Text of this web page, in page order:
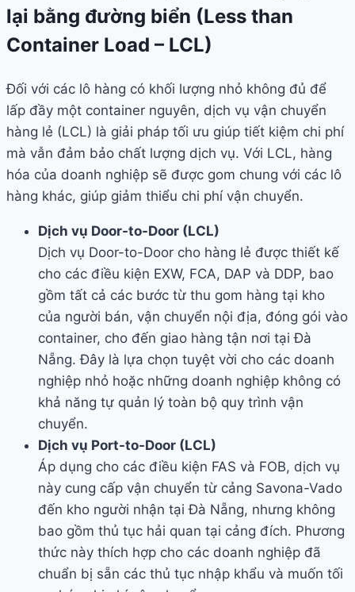
lại bằng đường biển (Less than
Container Load – LCL)
Đối với các lô hàng có khối lượng nhỏ không đủ để
lấp đầy một container nguyên, dịch vụ vận chuyển
hàng lẻ (LCL) là giải pháp tối ưu giúp tiết kiệm chi phí
mà vẫn đảm bảo chất lượng dịch vụ. Với LCL, hàng
hóa của doanh nghiệp sẽ được gom chung với các lô
hàng khác, giúp giảm thiểu chi phí vận chuyển.
Dịch vụ Door-to-Door (LCL)
Dịch vụ Door-to-Door cho hàng lẻ được thiết kế
cho các điều kiện EXW, FCA, DAP và DDP, bao
gồm tất cả các bước từ thu gom hàng tại kho
của người bán, vận chuyển nội địa, đóng gói vào
container, cho đến giao hàng tận nơi tại Đà
Nẵng. Đây là lựa chọn tuyệt vời cho các doanh
nghiệp nhỏ hoặc những doanh nghiệp không có
khả năng tự quản lý toàn bộ quy trình vận
chuyển.
Dịch vụ Port-to-Door (LCL)
Áp dụng cho các điều kiện FAS và FOB, dịch vụ
này cung cấp vận chuyển từ cảng Savona-Vado
đến kho người nhận tại Đà Nẵng, nhưng không
bao gồm thủ tục hải quan tại cảng đích. Phương
thức này thích hợp cho các doanh nghiệp đã
chuẩn bị sẵn các thủ tục nhập khẩu và muốn tối